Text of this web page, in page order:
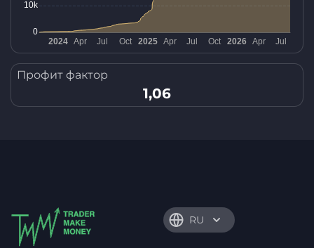
Профит фактор
1,06
RU